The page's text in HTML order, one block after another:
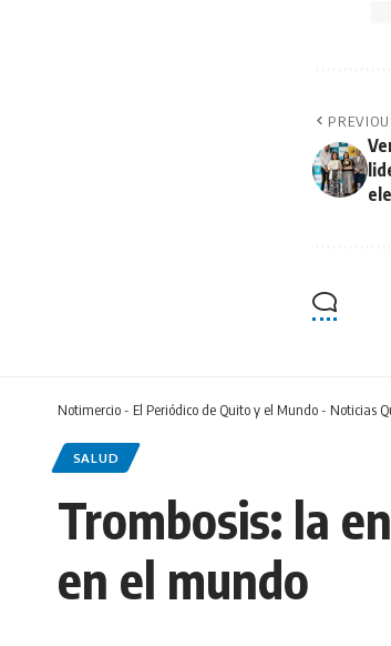
Notimercio - El Periódico de Quito y el Mundo - Noticias
SALUD
Trombosis: la
en el mundo